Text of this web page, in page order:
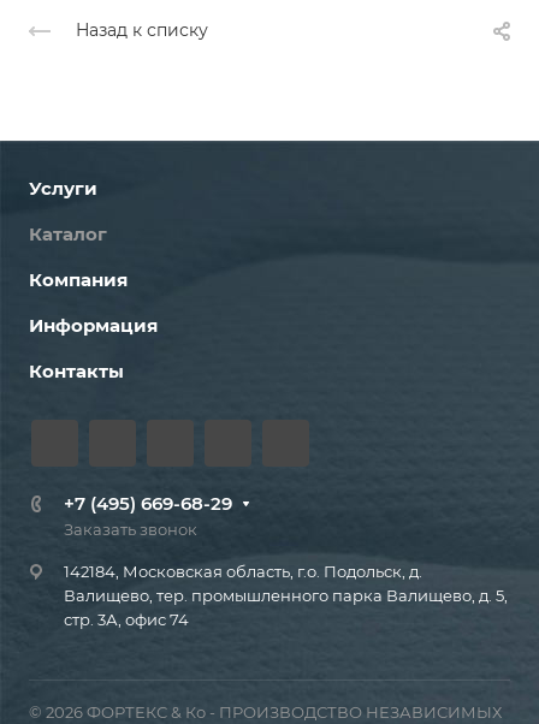
Назад к списку
Услуги
Каталог
Компания
Информация
Контакты
+7 (495) 669-68-29
Заказать звонок
142184, Московская область, г.о. Подольск, д.
Валищево, тер. промышленного парка Валищево, д. 5,
стр. 3А, офис 74
© 2026 ФОРТЕКС & Ко - ПРОИЗВОДСТВО НЕЗАВИСИМЫХ